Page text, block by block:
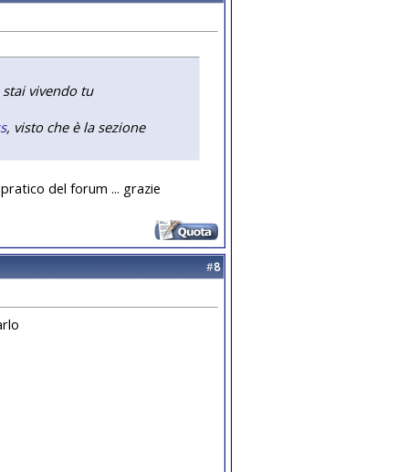
vivendo tu
, visto che è la sezione
del forum ... grazie
#8